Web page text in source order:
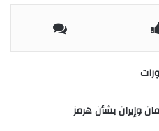
وإيران بشأن هرمز